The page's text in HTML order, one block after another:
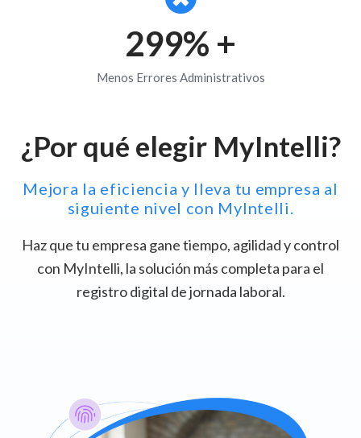
300% +
Menos Errores Administrativos
¿Por qué elegir MyIntelli?
Mejora la eficiencia y lleva tu empresa al
siguiente nivel con MyIntelli.
Haz que tu empresa gane tiempo, agilidad y control
con MyIntelli, la solución más completa para el
registro digital de jornada laboral.